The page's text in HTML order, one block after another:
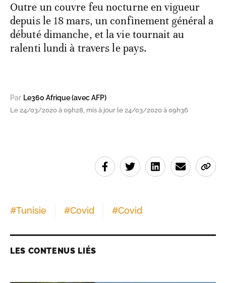
Outre un couvre feu nocturne en vigueur
depuis le 18 mars, un confinement général a
débuté dimanche, et la vie tournait au
ralenti lundi à travers le pays.
Par Le360 Afrique (avec AFP)
Le 24/03/2020 à 09h28, mis à jour le 24/03/2020 à 09h36
#Tunisie #Covid #Covid
LES CONTENUS LIÉS